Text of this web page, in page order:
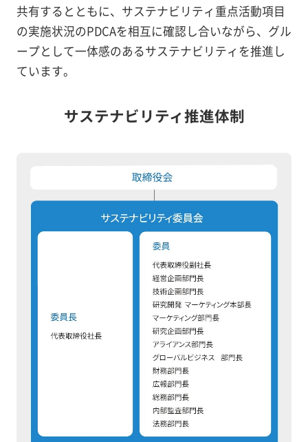
共有するとともに、サステナビリティ重点活動項目
の実施状況のPDCAを相互に確認し合いながら、グル
ープとして一体感のあるサステナビリティを推進し
ています。
サステナビリティ推進体制